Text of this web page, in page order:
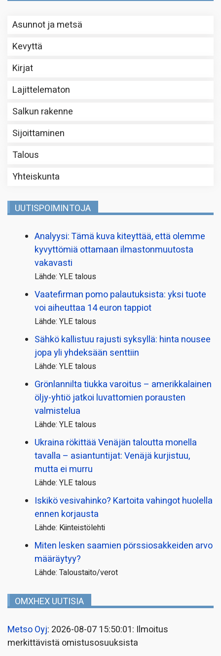
Asunnot ja metsä
Kevyttä
Kirjat
Lajittelematon
Salkun rakenne
Sijoittaminen
Talous
Yhteiskunta
UUTISPOIMINTOJA
Analyysi: Tämä kuva kiteyttää, että olemme
kyvyttömiä ottamaan ilmaston­muutosta
vakavasti
Lähde: YLE talous
Vaatefirman pomo palautuksista: yksi tuote
voi aiheuttaa 14 euron tappiot
Lähde: YLE talous
Sähkö kallistuu rajusti syksyllä: hinta nousee
jopa yli yhdeksään senttiin
Lähde: YLE talous
Grönlannilta tiukka varoitus – amerikkalainen
öljy-yhtiö jatkoi luvattomien porausten
valmistelua
Lähde: YLE talous
Ukraina rökittää Venäjän taloutta monella
tavalla – asiantuntijat: Venäjä kurjistuu,
mutta ei murru
Lähde: YLE talous
Iskikö vesivahinko? Kartoita vahingot huolella
ennen korjausta
Lähde: Kiinteistölehti
Miten lesken saamien pörssi­osakkeiden arvo
määräytyy?
Lähde: Taloustaito/verot
OMXHEX UUTISIA
Metso Oyj: 2026-08-07 15:50:01: Ilmoitus
merkittävistä omistusosuuksista